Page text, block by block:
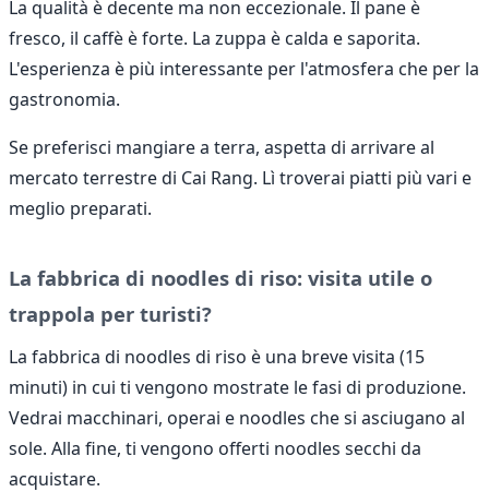
La qualità è decente ma non eccezionale. Il pane è
fresco, il caffè è forte. La zuppa è calda e saporita.
L'esperienza è più interessante per l'atmosfera che per la
gastronomia.
Se preferisci mangiare a terra, aspetta di arrivare al
mercato terrestre di Cai Rang. Lì troverai piatti più vari e
meglio preparati.
La fabbrica di noodles di riso: visita utile o
trappola per turisti?
La fabbrica di noodles di riso è una breve visita (15
minuti) in cui ti vengono mostrate le fasi di produzione.
Vedrai macchinari, operai e noodles che si asciugano al
sole. Alla fine, ti vengono offerti noodles secchi da
acquistare.